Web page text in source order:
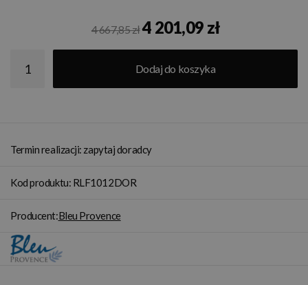
4 667,85 zł4 201,09 zł
Dodaj do koszyka
Termin realizacji: zapytaj doradcy
Kod produktu: RLF1012DOR
Producent:Bleu Provence